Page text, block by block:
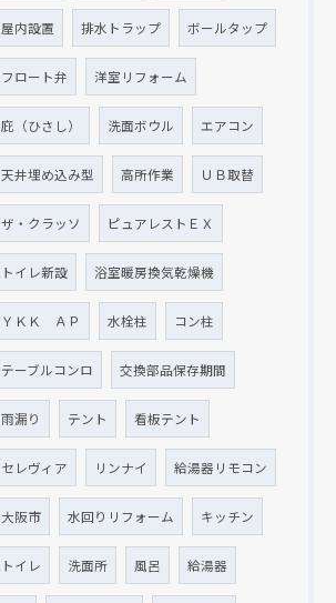
屋内設置 排水トラップ ボールタップ
フロート弁 洋室リフォーム
庇（ひさし） 洗面ボウル エアコン
天井埋め込み型 高所作業 ＵＢ取替
ザ・クラッソ ピュアレストＥＸ
トイレ新設 浴室暖房換気乾燥機
ＹＫＫ ＡＰ 水栓柱 コン柱
テーブルコンロ 交換部品保存期間
雨漏り テント 看板テント
セレヴィア リンナイ 給湯器リモコン
大阪市 水回りリフォーム キッチン
トイレ 洗面所 風呂 給湯器